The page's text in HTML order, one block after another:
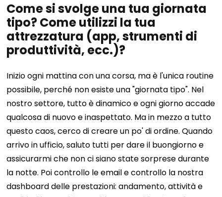
Come si svolge una tua giornata
tipo? Come utilizzi la tua
attrezzatura (app, strumenti di
produttività, ecc.)?
Inizio ogni mattina con una corsa, ma è l'unica routine
possibile, perché non esiste una "giornata tipo". Nel
nostro settore, tutto è dinamico e ogni giorno accade
qualcosa di nuovo e inaspettato. Ma in mezzo a tutto
questo caos, cerco di creare un po' di ordine. Quando
arrivo in ufficio, saluto tutti per dare il buongiorno e
assicurarmi che non ci siano state sorprese durante
la notte. Poi controllo le email e controllo la nostra
dashboard delle prestazioni: andamento, attività e